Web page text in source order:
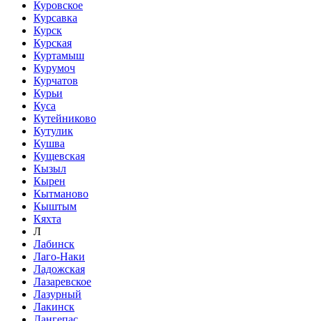
Куровское
Курсавка
Курск
Курская
Куртамыш
Курумоч
Курчатов
Курьи
Куса
Кутейниково
Кутулик
Кушва
Кущевская
Кызыл
Кырен
Кытманово
Кыштым
Кяхта
Л
Лабинск
Лаго-Наки
Ладожская
Лазаревское
Лазурный
Лакинск